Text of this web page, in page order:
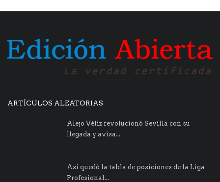
ARTÍCULOS ALEATORIAS
Alejo Véliz revolucionó Sevilla con su
llegada y avisa...
Así quedó la tabla de posiciones de la Liga
Profesional...